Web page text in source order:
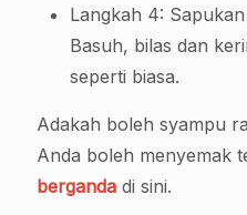
Langkah 4:
Basuh, bilas dan
seperti biasa.
Adakah boleh syampu
Anda boleh menyemak
berganda di sini.